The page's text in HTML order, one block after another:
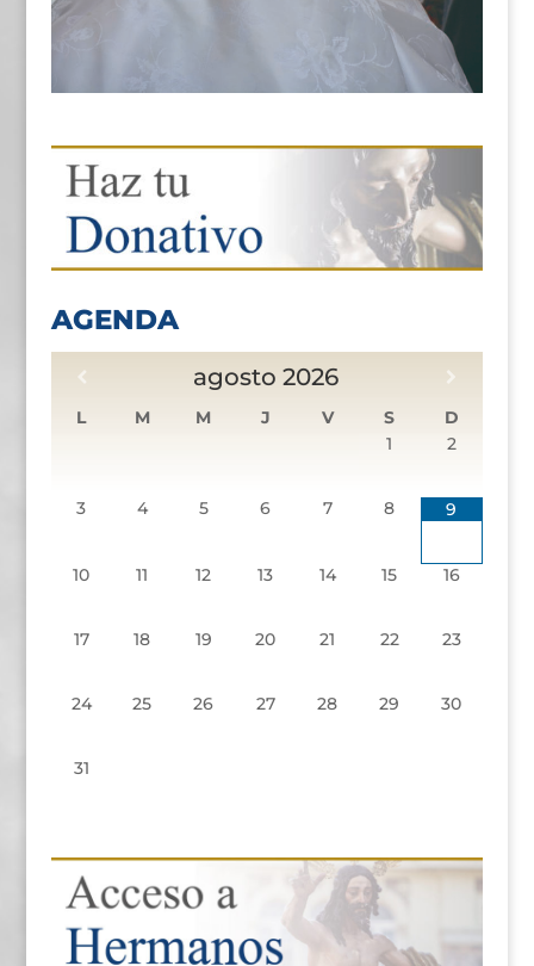
AGENDA
agosto 2026
L M M J V S
D
1
2
3 4 5 6 7 8 9
10 11 12 13 14 15 16
17 18 19 20 21 22 23
24 25 26 27 28 29 30
31